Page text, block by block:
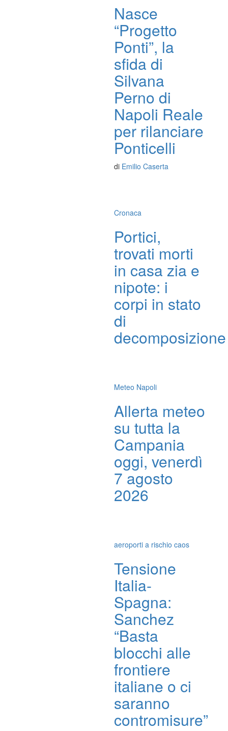
Nasce
“Progetto
Ponti”, la
sfida di
Silvana
Perno di
Napoli Reale
per rilanciare
Ponticelli
di Emilio Caserta
Cronaca
Portici,
trovati morti
in casa zia e
nipote: i
corpi in stato
di
decomposizione
Meteo Napoli
Allerta meteo
su tutta la
Campania
oggi, venerdì
7 agosto
2026
aeroporti a rischio caos
Tensione
Italia-
Spagna:
Sanchez
“Basta
blocchi alle
frontiere
italiane o ci
saranno
contromisure”